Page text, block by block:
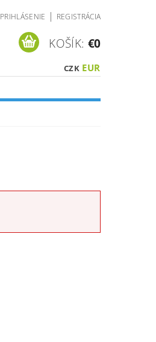
PRIHLÁSENIE | REGISTRÁCIA
CZK EUR
KOŠÍK: €0